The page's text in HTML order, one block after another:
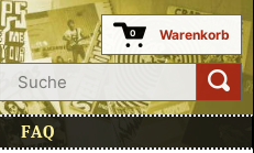
0 Warenkorb
FAQ